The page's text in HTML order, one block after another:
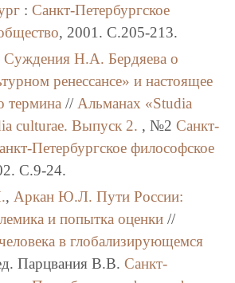
: Санкт-Петербургское
, 2001. C.205-213.
Суждения Н.А. Бердяева о
ренессансе» и настоящее
термина // Альманах «Studia
culturae. Выпуск 2. , №2 Санкт-
Петербургское философское
C.9-24.
, Аркан Ю.Л. Пути России:
и попытка оценки//
в глобализирующемся
Парцвания В.В. Санкт-